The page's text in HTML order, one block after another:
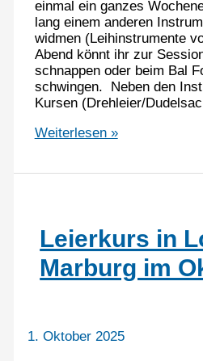
einmal ein ganzes
lang einem anderen
widmen (Leihinstrumente
Abend könnt ihr zur
schnappen oder beim Bal
schwingen. Neben den
Kursen (Drehleier/
Noch
vom
6.-8-
März 2026
Weiterlesen »
Leierkurs in
Marburg im
1. Oktober 2025